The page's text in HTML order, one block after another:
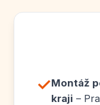
✓Montáž
kraji –